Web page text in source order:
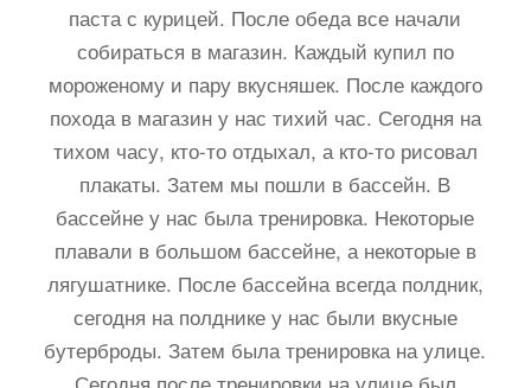
паста с курицей. После обеда все начали
собираться в магазин. Каждый купил по
мороженому и пару вкусняшек. После каждого
похода в магазин у нас тихий час. Сегодня на
тихом часу, кто-то отдыхал, а кто-то рисовал
плакаты. Затем мы пошли в бассейн. В
бассейне у нас была тренировка. Некоторые
плавали в большом бассейне, а некоторые в
лягушатнике. После бассейна всегда полдник,
сегодня на полднике у нас были вкусные
бутерброды. Затем была тренировка на улице.